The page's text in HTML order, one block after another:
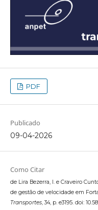
PDF
Publicado
09-04-2026
Como Citar
de Lira Bezerra, I. e Craveiro
de gestão de velocidade em
Transportes, 34, p. e3195. doi: